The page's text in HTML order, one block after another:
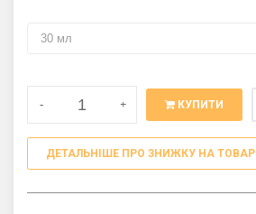
- + КУПИТИ
ДЕТАЛЬНІШЕ ПРО ЗНИЖКУ НА ТОВАР